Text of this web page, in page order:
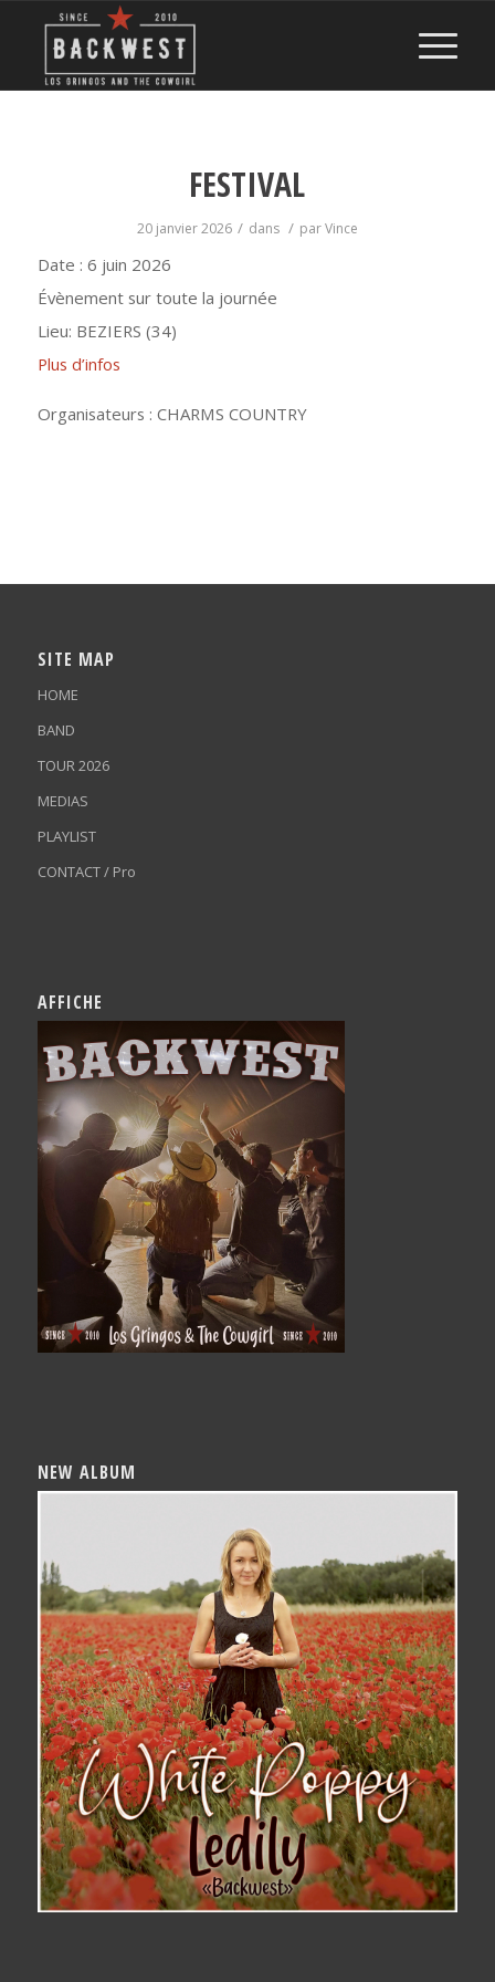
FESTIVAL
20 janvier 2026 / dans / parVince
Date : 6 juin 2026
Évènement sur toute la journée
Lieu: BEZIERS (34)
Plus d’infos
Organisateurs : CHARMS COUNTRY
SITE MAP
HOME
BAND
TOUR 2026
MEDIAS
PLAYLIST
CONTACT / Pro
AFFICHE
NEW ALBUM